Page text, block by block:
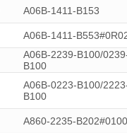
A06B-1411-B153
A06B-1411-
A06B-2239-B100/
B100
A06B-0223-B100/
B100
A860-2235-B202#0100